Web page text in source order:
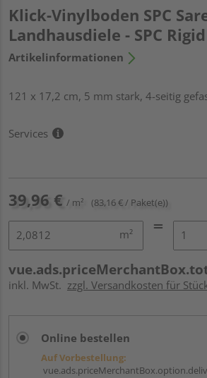
Klick-Vinylboden SPC
Landhausdiele - SPC
Artikelinformationen
121 x 17,2 cm, 5 mm stark, 4-seitig
Services
39,96 € / m² (83,16 € / Paket(e))
m²
inkl. MwSt. zzgl. Versandkosten für
Online bestellen
Auf Vorbestellung: